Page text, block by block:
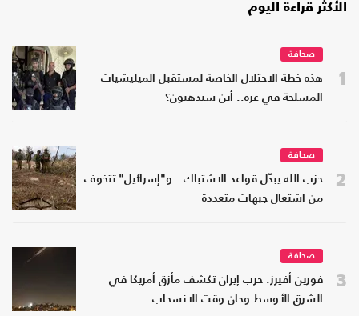
الأكثر قراءة اليوم
1
صحافة
هذه خطة الاحتلال الخاصة لمستقبل الميليشيات
المسلحة في غزة.. أين سيذهبون؟
2
صحافة
حزب الله يبدّل قواعد الاشتباك.. و"إسرائيل" تتخوف
من اشتعال جبهات متعددة
3
صحافة
فورين أفيرز: حرب إيران تكشف مأزق أمريكا في
الشرق الأوسط وحان وقت الانسحاب